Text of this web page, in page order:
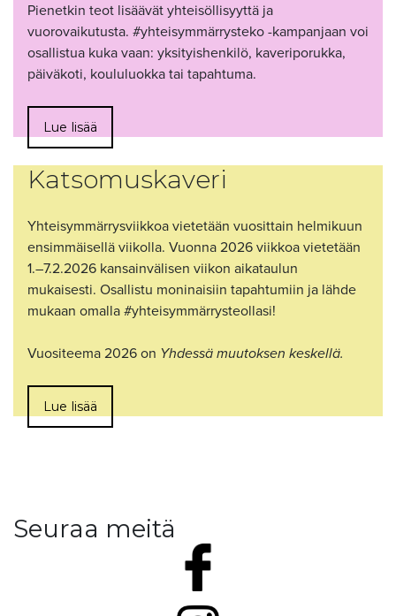
Pienetkin teot lisäävät yhteisöllisyyttä ja
vuorovaikutusta. #yhteisymmärrysteko -kampanjaan voi
osallistua kuka vaan: yksityishenkilö, kaveriporukka,
päiväkoti, koululuokka tai tapahtuma.
Lue lisää
Katsomuskaveri
Yhteisymmärrysviikkoa vietetään vuosittain helmikuun
ensimmäisellä viikolla. Vuonna 2026 viikkoa vietetään
1.–7.2.2026 kansainvälisen viikon aikataulun
mukaisesti. Osallistu moninaisiin tapahtumiin ja lähde
mukaan omalla #yhteisymmärrysteollasi!
Vuositeema 2026 on Yhdessä muutoksen keskellä.
Lue lisää
Seuraa meitä